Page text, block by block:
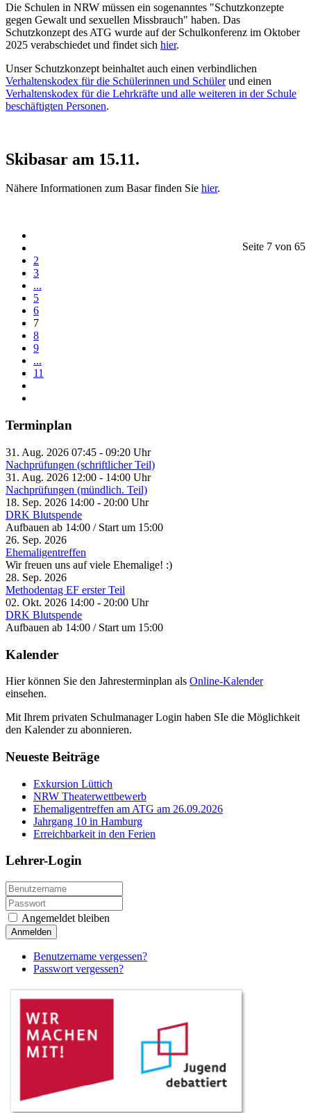
Die Schulen in NRW müssen ein sogenanntes "Schutzkonzepte
gegen Gewalt und sexuellen Missbrauch" haben. Das
Schutzkonzept des ATG wurde auf der Schulkonferenz im Oktober
2025 verabschiedet und findet sich hier.
Unser Schutzkonzept beinhaltet auch einen verbindlichen
Verhaltenskodex für die Schülerinnen und Schülerund einen
Verhaltenskodex für die Lehrkräfte und alle weiteren in der Schule
beschäftigten Personen.
Skibasar am 15.11.
Nähere Informationen zum Basar finden Sie hier.
Seite 7 von 65
2
3
...
5
6
7
8
9
...
11
Terminplan
31. Aug. 2026 07:45 - 09:20 Uhr
Nachprüfungen (schriftlicher Teil)
31. Aug. 2026 12:00 - 14:00 Uhr
Nachprüfungen (mündlich. Teil)
18. Sep. 2026 14:00 - 20:00 Uhr
DRK Blutspende
Aufbauen ab 14:00 / Start um 15:00
26. Sep. 2026
Ehemaligentreffen
Wir freuen uns auf viele Ehemalige! :)
28. Sep. 2026
Methodentag EF erster Teil
02. Okt. 2026 14:00 - 20:00 Uhr
DRK Blutspende
Aufbauen ab 14:00 / Start um 15:00
Kalender
Hier können Sie den Jahresterminplan als Online-Kalender
einsehen.
Mit Ihrem privaten Schulmanager Login haben SIe die Möglichkeit
den Kalender zu abonnieren.
Neueste Beiträge
Exkursion Lüttich
NRW Theaterwettbewerb
Ehemaligentreffen am ATG am 26.09.2026
Jahrgang 10 in Hamburg
Erreichbarkeit in den Ferien
Lehrer-Login
Angemeldet bleiben
Anmelden
Benutzername vergessen?
Passwort vergessen?